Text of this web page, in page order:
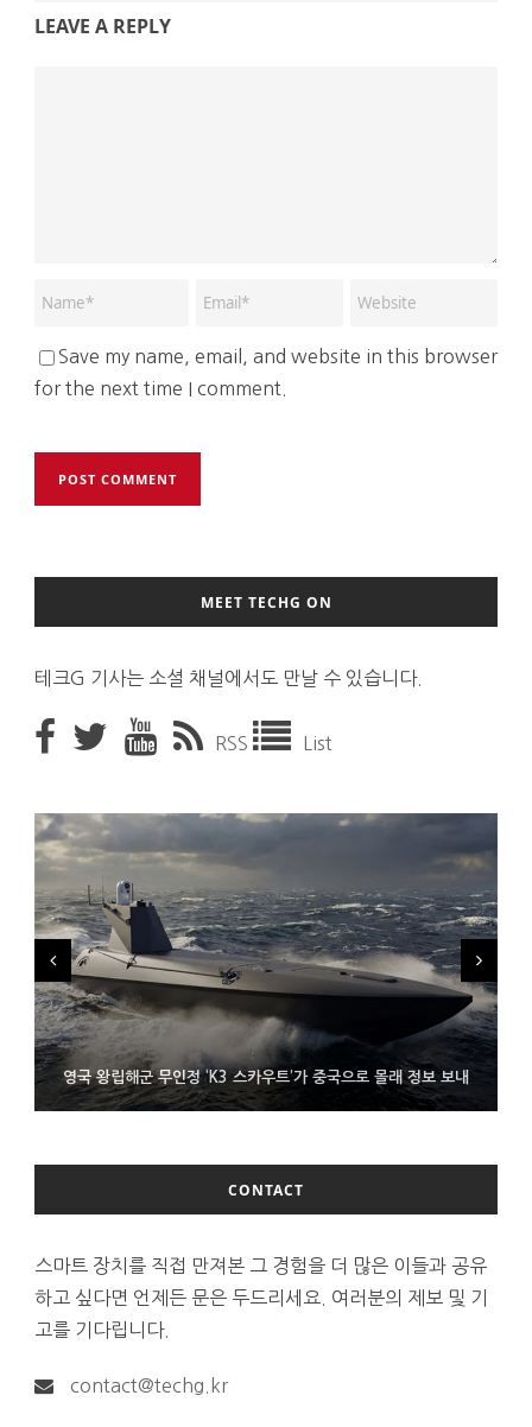
LEAVE A REPLY
Save my name, email, and website in this browser
for the next time I comment.
MEET TECHG ON
테크G 기사는 소셜 채널에서도 만날 수 있습니다.
RSS List
영국 왕립해군 무인정 ‘K3 스카우트’가 중국으로 몰래 정보 보내
코레일 ‘종이 없는 승차권’ 서비스 담은 삼성 월렛
시력 조정 기능 얹고 가격 낮춘 공간 디스플레이 안경 ‘비추어 프로
2’ 공개
CONTACT
스마트 장치를 직접 만져본 그 경험을 더 많은 이들과 공유
하고 싶다면 언제든 문은 두드리세요. 여러분의 제보 및 기
고를 기다립니다.
contact@techg.kr